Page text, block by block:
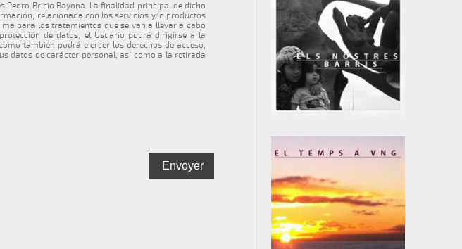
Pedro Bricio Bayona. La finalidad principal de dicho
relacionada con los servicios y/o productos
para los tratamientos que se van a llevar a cabo
de datos, el Usuario podrá dirigirse a la
también podrá ejercer los derechos de acceso,
datos de carácter personal, así como a la retirada